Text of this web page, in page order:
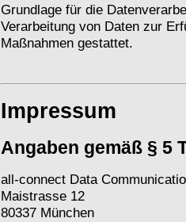
Grundlage für die
Verarbeitung von Daten zur
Maßnahmen gestattet.
Impressum
Angaben gemäß § 5
all-connect Data
Maistrasse 12
80337 München